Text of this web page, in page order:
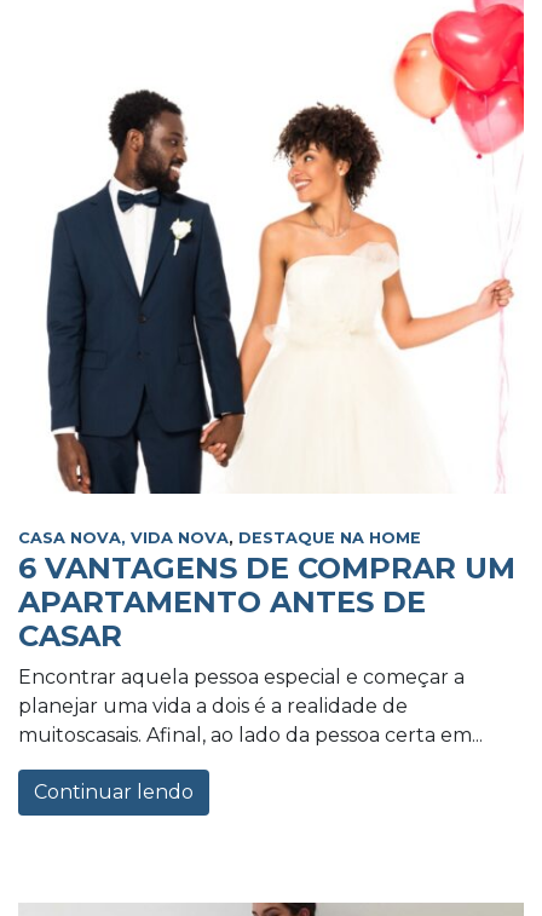
CASA NOVA, VIDA NOVA, DESTAQUE NA HOME
6 VANTAGENS DE COMPRAR UM
APARTAMENTO ANTES DE
CASAR
Encontrar aquela pessoa especial e começar a
planejar uma vida a dois é a realidade de
muitoscasais. Afinal, ao lado da pessoa certa em...
Continuar lendo